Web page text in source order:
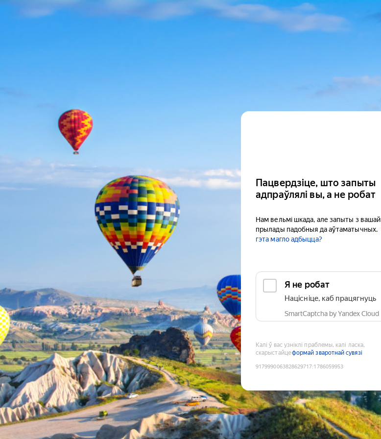
Пацвердзіце, што запыты
адпраўлялі вы, а не робат
Нам вельмі шкада, але запыты з вашай
прылады падобныя да аўтаматычных.
гэта магло адбыцца?
Я не робат
Націсніце, каб працягнуць
SmartCaptcha by Yandex Cloud
Калі ў вас узніклі праблемы, калі ласка,
скарыстайцеформай зваротнай сувязі
9179990063828629717:1786059953